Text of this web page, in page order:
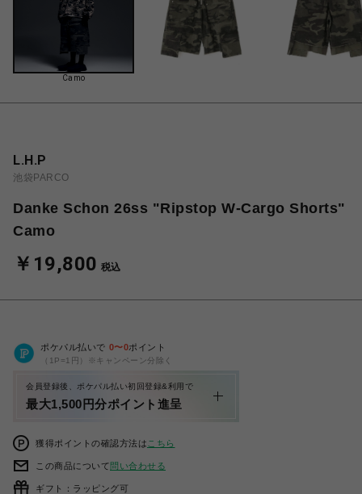
Camo
L.H.P
池袋PARCO
Danke Schon 26ss "Ripstop W-Cargo Shorts"
Camo
￥19,800 税込
ポケパル払いで 0〜0ポイント
（1P=1円）※キャンペーン分除く
会員登録後、ポケパル払い初回登録&利用で
最大1,500円分ポイント進呈
獲得ポイントの確認方法は こちら
この商品について問い合わせる
ギフト：ラッピング可